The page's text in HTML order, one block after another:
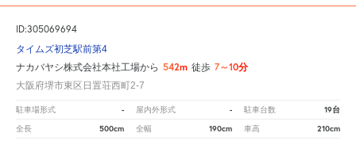
ID:305069694
タイムズ初芝駅前第4
ナカバヤシ株式会社本社工場から 542m 徒歩 7～10分
大阪府堺市東区日置荘西町2-7
駐車場形式 - 屋内外形式 - 駐車台数 19台
全長 500cm 全幅 190cm 車高 210cm